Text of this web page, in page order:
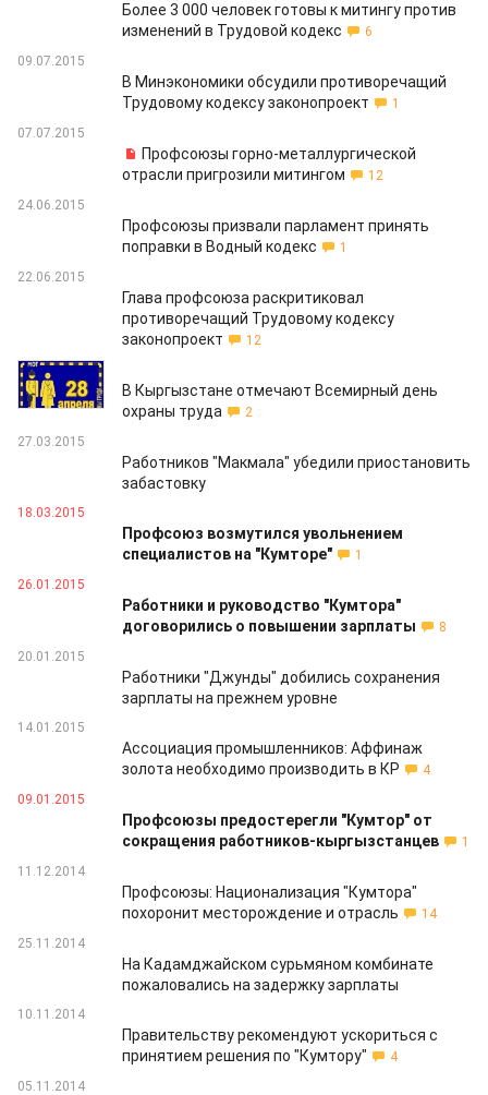
Более 3 000 человек готовы к митингу против
изменений в Трудовой кодекс
6
09.07.2015
В Минэкономики обсудили противоречащий
Трудовому кодексу законопроект
1
07.07.2015
Профсоюзы горно-металлургической
отрасли пригрозили митингом
12
24.06.2015
Профсоюзы призвали парламент принять
поправки в Водный кодекс
1
22.06.2015
Глава профсоюза раскритиковал
противоречащий Трудовому кодексу
законопроект
12
28.04.2015
В Кыргызстане отмечают Всемирный день
охраны труда
2
27.03.2015
Работников "Макмала" убедили приостановить
забастовку
18.03.2015
Профсоюз возмутился увольнением
специалистов на "Кумторе"
1
26.01.2015
Работники и руководство "Кумтора"
договорились о повышении зарплаты
8
20.01.2015
Работники "Джунды" добились сохранения
зарплаты на прежнем уровне
14.01.2015
Ассоциация промышленников: Аффинаж
золота необходимо производить в КР
4
09.01.2015
Профсоюзы предостерегли "Кумтор" от
сокращения работников-кыргызстанцев
1
11.12.2014
Профсоюзы: Национализация "Кумтора"
похоронит месторождение и отрасль
14
25.11.2014
На Кадамджайском сурьмяном комбинате
пожаловались на задержку зарплаты
10.11.2014
Правительству рекомендуют ускориться с
принятием решения по "Кумтору"
4
05.11.2014